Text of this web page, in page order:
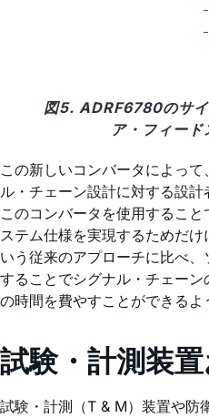
図5. ADRF6780のサ
ア・フィー
この新しいコンバータによっ
ル・チェーン設計に対する設計
このコンバータを使用するこ
ステム仕様を実現するためだ
いう従来のアプローチに比べ
することでシグナル・チェーン
の時間を費やすことができるよ
試験・計測装
試験・計測（T & M）装置や防